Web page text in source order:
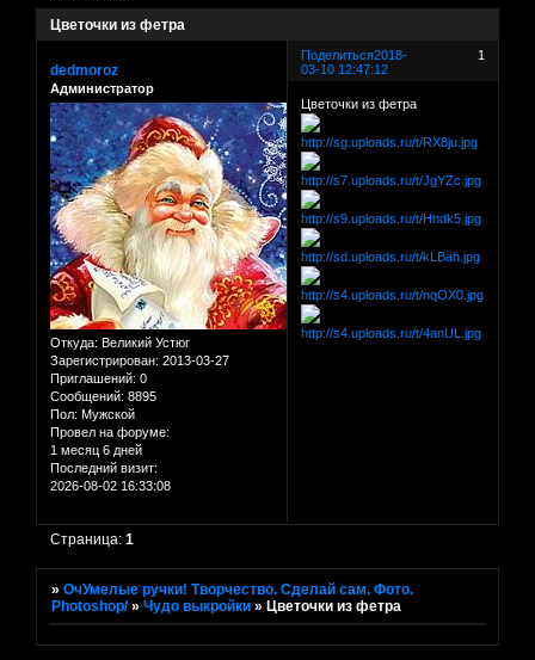
Цветочки из фетра
Поделиться 1
2018-
03-10 12:47:12
dedmoroz
Администратор
Откуда: Великий Устюг
Зарегистрирован: 2013-03-27
Приглашений: 0
Сообщений: 8895
Пол: Мужской
Провел на форуме:
1 месяц 6 дней
Последний визит:
2026-08-02 16:33:08
Цветочки из фетра
Страница:1
»ОчУмелые ручки! Творчество. Сделай сам. Фото.
Photoshop/ »Чудо выкройки »Цветочки из фетра